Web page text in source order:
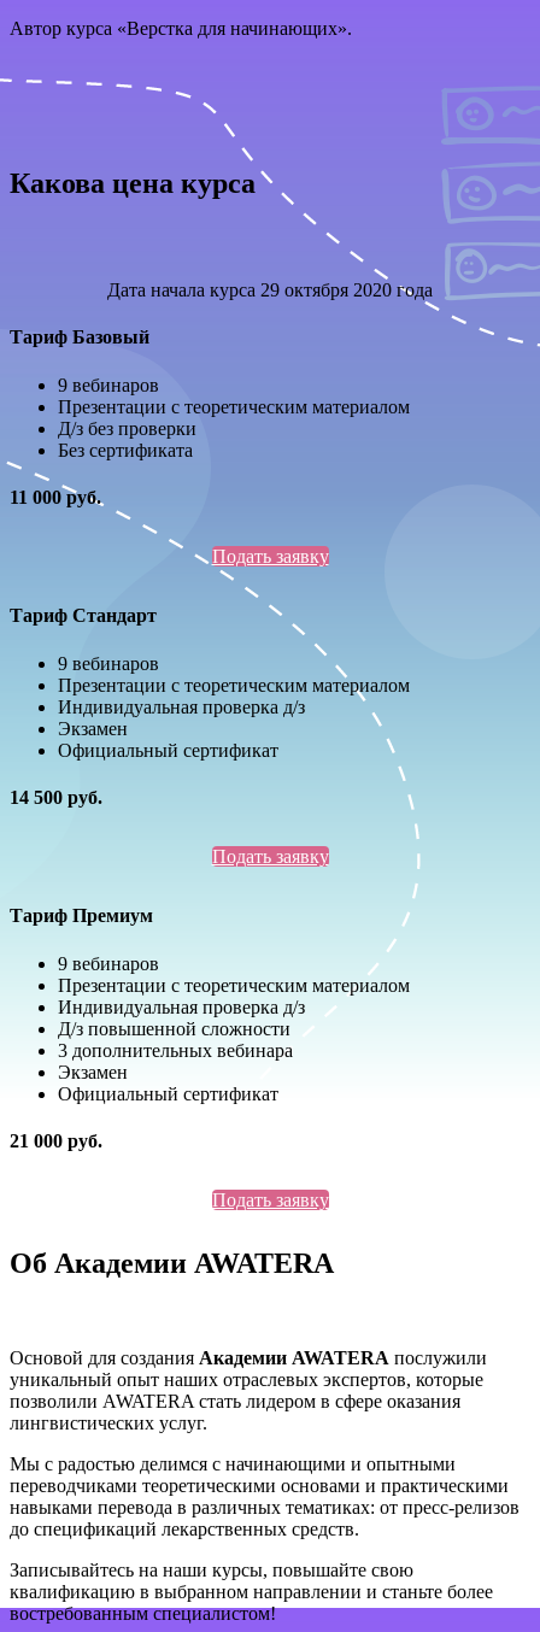
Автор курса «Верстка для начинающих».
Какова цена курса
Дата начала курса 29 октября 2020 года
Тариф Базовый
9 вебинаров
Презентации с теоретическим материалом
Д/з без проверки
Без сертификата
11 000 руб.
Подать заявку
Тариф Стандарт
9 вебинаров
Презентации с теоретическим материалом
Индивидуальная проверка д/з
Экзамен
Официальный сертификат
14 500 руб.
Подать заявку
Тариф Премиум
9 вебинаров
Презентации с теоретическим материалом
Индивидуальная проверка д/з
Д/з повышенной сложности
3 дополнительных вебинара
Экзамен
Официальный сертификат
21 000 руб.
Подать заявку
Об Академии AWATERA
Основой для создания Академии AWATERA послужили
уникальный опыт наших отраслевых экспертов, которые
позволили AWATERA стать лидером в сфере оказания
лингвистических услуг.
Мы с радостью делимся с начинающими и опытными
переводчиками теоретическими основами и практическими
навыками перевода в различных тематиках: от пресс-релизов
до спецификаций лекарственных средств.
Записывайтесь на наши курсы, повышайте свою
квалификацию в выбранном направлении и станьте более
востребованным специалистом!